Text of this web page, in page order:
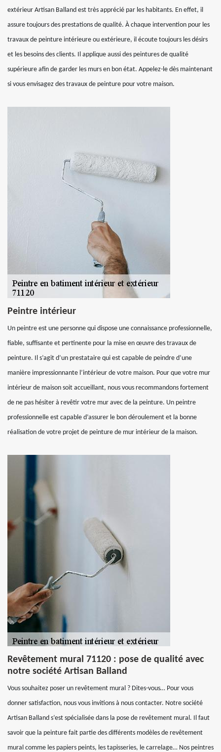
extérieur Artisan Balland est très apprécié par les habitants. En effet, il
assure toujours des prestations de qualité. À chaque intervention pour les
travaux de peinture intérieure ou extérieure, il écoute toujours les désirs
et les besoins des clients. Il applique aussi des peintures de qualité
supérieure afin de garder les murs en bon état. Appelez-le dès maintenant
si vous envisagez des travaux de peinture pour votre maison.
Peintre intérieur
Un peintre est une personne qui dispose une connaissance professionnelle,
fiable, suffisante et pertinente pour la mise en œuvre des travaux de
peinture. Il s’agit d’un prestataire qui est capable de peindre d’une
manière impressionnante l’intérieur de votre maison. Pour que votre mur
intérieur de maison soit accueillant, nous vous recommandons fortement
de ne pas hésiter à revêtir votre mur avec de la peinture. Un peintre
professionnelle est capable d’assurer le bon déroulement et la bonne
réalisation de votre projet de peinture de mur intérieur de la maison.
Revêtement mural 71120 : pose de qualité avec
notre société Artisan Balland
Vous souhaitez poser un revêtement mural ? Dites-vous… Pour vous
donner satisfaction, nous vous invitions à nous contacter. Notre société
Artisan Balland s’est spécialisée dans la pose de revêtement mural. Il faut
savoir que la peinture fait partie des différents modèles de revêtement
mural comme les papiers peints, les tapisseries, le carrelage… Nos peintres